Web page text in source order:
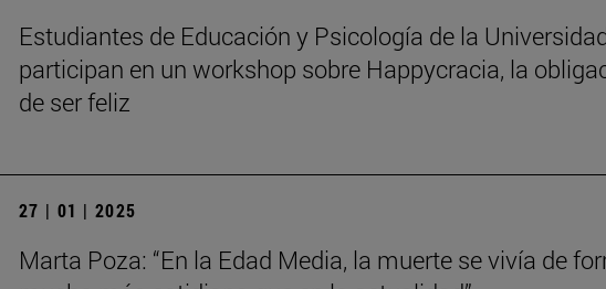
Estudiantes de Educación y Psicología de la
participan en un workshop sobre Happycracia, la
de ser feliz
27 | 01 | 2025
Marta Poza: “En la Edad Media, la muerte se vivía de